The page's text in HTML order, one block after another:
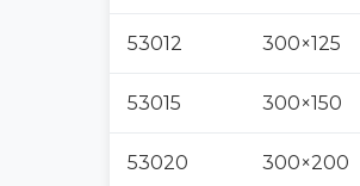
53012 300×125
53015 300×150
53020 300×200